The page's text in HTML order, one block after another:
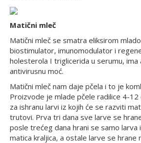
Matični mleč
Matični mleč se smatra eliksirom
biostimulator, imunomodulator i
holesterola I triglicerida u serumu, ima
antivirusnu moć.
Matični mleč nam daje pčela i to je
Proizvode je mlade pčele radilice 4-12
za ishranu larvi iz kojih će se razviti
trutovi. Prva tri dana sve larve se
posle trećeg dana hrani se samo larva
matica kraljica, a ostale larve se hrane